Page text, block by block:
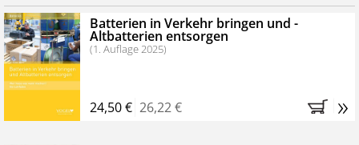
Batterien in Verkehr bringen und ­
Altbatterien entsorgen
(1. Auflage 2025)
24,50 € 26,22 € »